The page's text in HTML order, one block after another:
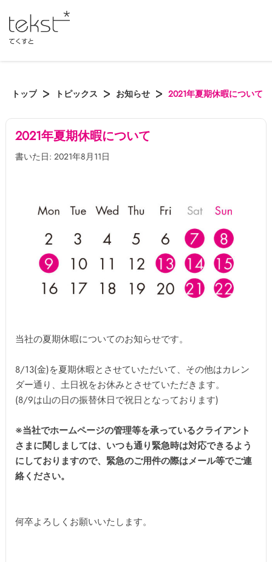
トップ トピックス お知らせ 2021年夏期休暇について
2021年夏期休暇について
書いた日: 2021年8月11日
当社の夏期休暇についてのお知らせです。
8/13(金)を夏期休暇とさせていただいて、その他はカレン
ダー通り、土日祝をお休みとさせていただきます。
(8/9は山の日の振替休日で祝日となっております)
※当社でホームページの管理等を承っているクライアント
さまに関しましては、いつも通り緊急時は対応できるよう
にしておりますので、緊急のご用件の際はメール等でご連
絡ください。
何卒よろしくお願いいたします。